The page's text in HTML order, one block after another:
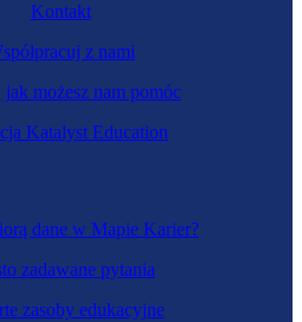
zdrowotnych
dane w Mapie Karier?
zadawane pytania
zasoby edukacyjne
Kontakt
z nami
jak możesz nam pomóc
Katalyst Education